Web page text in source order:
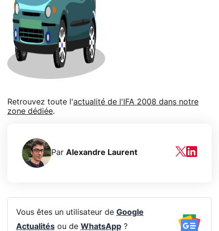
Retrouvez toute l'actualité de l'IFA 2008 dans notre
zone dédiée.
Par Alexandre Laurent
Vous êtes un utilisateur de Google
Actualitésou de WhatsApp?